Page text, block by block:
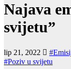
Najava
svijetu”
lip 21, 2022
#Poziv u svijetu